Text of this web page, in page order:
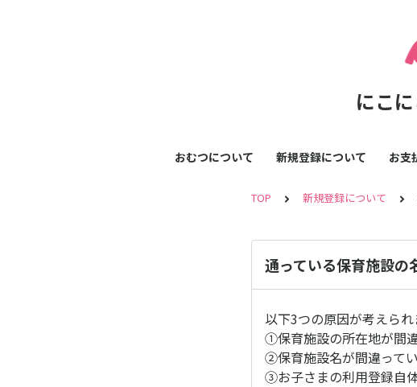
にこ
おむつについて 新規登録について お支
TOP 新規登録について
通っている保育施設の
以下3つの原因が考えられ
①保育施設の所在地が間
②保育施設名が間違って
③お子さまの利用登録自